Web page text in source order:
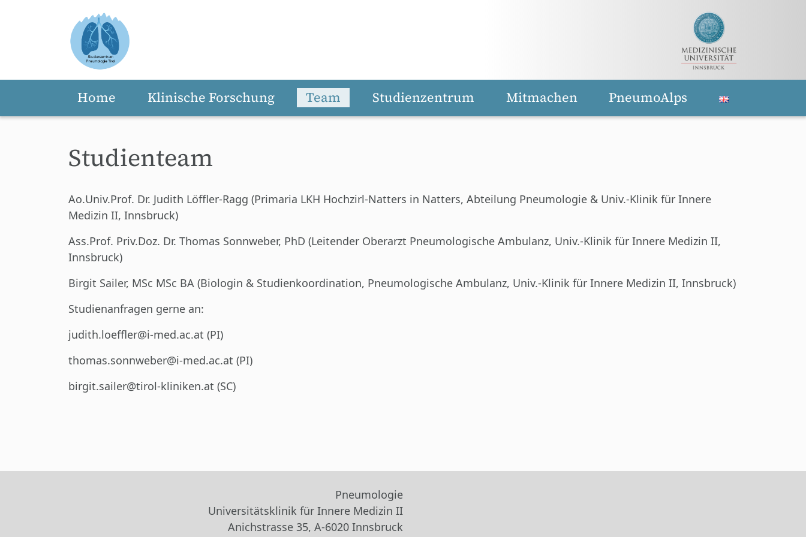
Zum Hauptinhalt springen
Home Klinische Forschung Team Studienzentrum Mitmachen PneumoAlps
Studienteam
Ao.Univ.Prof. Dr. Judith Löffler-Ragg (Primaria LKH Hochzirl-Natters in Natters, Abteilung Pneumologie & Univ.-Klinik für Innere
Medizin II, Innsbruck)
Ass.Prof. Priv.Doz. Dr. Thomas Sonnweber, PhD (Leitender Oberarzt Pneumologische Ambulanz, Univ.-Klinik für Innere Medizin II,
Innsbruck)
Birgit Sailer, MSc MSc BA (Biologin & Studienkoordination, Pneumologische Ambulanz, Univ.-Klinik für Innere Medizin II, Innsbruck)
Studienanfragen gerne an:
judith.loeffler@i-med.ac.at (PI)
thomas.sonnweber@i-med.ac.at (PI)
birgit.sailer@tirol-kliniken.at (SC)
Pneumologie
Universitätsklinik für Innere Medizin II
Anichstrasse 35, A-6020 Innsbruck